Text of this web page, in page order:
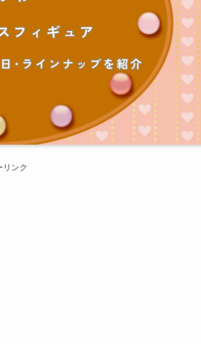
リンク